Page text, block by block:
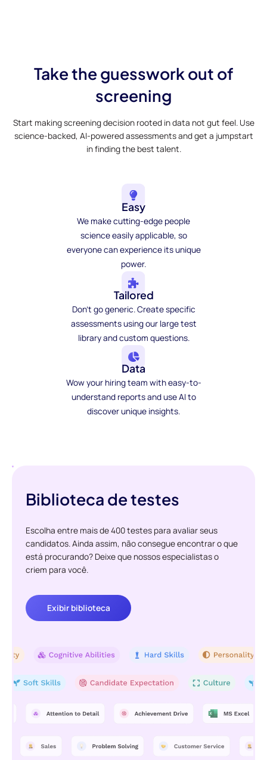
Take the guesswork out of
screening
Start making screening decision rooted in data not gut feel. Use
science-backed, AI-powered assessments and get a jumpstart
in finding the best talent.
Easy
We make cutting-edge people
science easily applicable, so
everyone can experience its unique
power.
Tailored
Don't go generic. Create specific
assessments using our large test
library and custom questions.
Data
Wow your hiring team with easy-to-
understand reports and use AI to
discover unique insights.
Biblioteca de testes
Escolha entre mais de 400 testes para avaliar seus
candidatos. Ainda assim, não consegue encontrar o que
está procurando? Deixe que nossos especialistas o
criem para você.
Exibir biblioteca